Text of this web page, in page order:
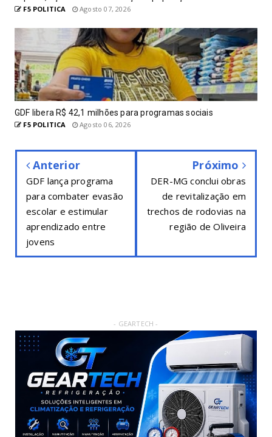
F5 POLITICA Agosto 07, 2026
GDF libera R$ 42,1 milhões para programas sociais
F5 POLITICA Agosto 06, 2026
Anterior
GDF lança programa
para combater evasão
escolar e estimular
aprendizado entre
jovens
Próximo
DER-MG conclui obras
de revitalização em
trechos de rodovias na
região de Oliveira
- GEARTECH -